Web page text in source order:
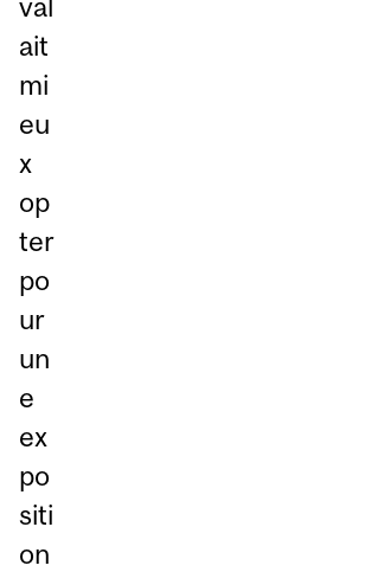
val
ait
mi
eu
x
op
ter
po
ur
un
e
ex
po
siti
on